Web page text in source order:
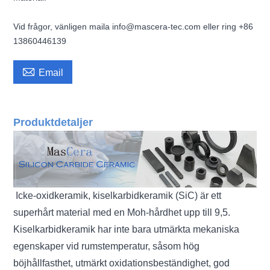
Vid frågor, vänligen maila info@mascera-tec.com eller ring +86
13860446139
 Email
Produktdetaljer
Icke-oxidkeramik, kiselkarbidkeramik (SiC) är ett
superhårt material med en Moh-hårdhet upp till 9,5.
Kiselkarbidkeramik har inte bara utmärkta mekaniska
egenskaper vid rumstemperatur, såsom hög
böjhållfasthet, utmärkt oxidationsbeständighet, god